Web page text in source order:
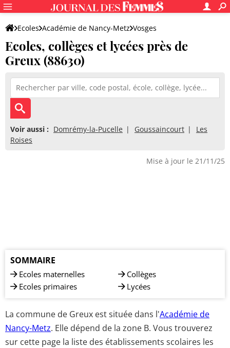
Ecoles Académie de Nancy-Metz Vosges
Ecoles, collèges et lycées près de
Greux (88630)
Voir aussi : Domrémy-la-Pucelle Goussaincourt
Les
Roises
Mise à jour le 21/11/25
SOMMAIRE
Ecoles maternelles
Ecoles primaires
Collèges
Lycées
La commune de Greux est située dans l'Académie de
Nancy-Metz. Elle dépend de la zone B. Vous trouverez
sur cette page la liste des établissements scolaires les